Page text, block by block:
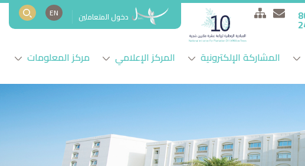
دخول المتعاملين EN
المشاركة الإلكترونية المركز الإعلامي مركز المعلومات